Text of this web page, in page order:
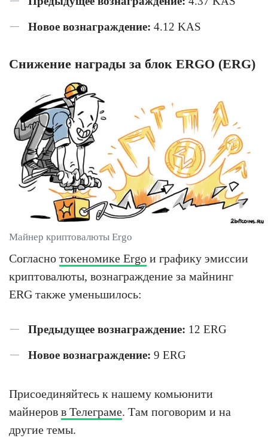
Новое вознаграждение: 4.12 KAS
Снижение награды за блок ERGO (ERG)
Майнер криптовалюты Ergo
Согласно токеномике Ergo и графику эмиссии
криптовалюты, вознаграждение за майнинг
ERG также уменьшилось:
Предыдущее вознаграждение: 12 ERG
Новое вознаграждение: 9 ERG
Присоединяйтесь к нашему комьюнити
майнеров в Телеграме. Там поговорим и на
другие темы.